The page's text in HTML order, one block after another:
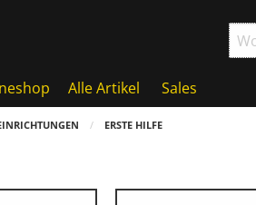
Alle Artikel
Sales
Faustball
Systeme
Ballzubehör
ERSTE HILFE